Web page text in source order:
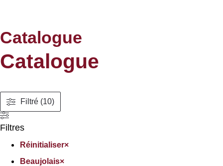
Catalogue
Catalogue
Filtré (10)
Filtres
Réinitialiser×
Beaujolais×